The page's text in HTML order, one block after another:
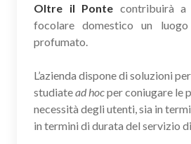
Oltre il Ponte contribuirà
focolare domestico un
profumato.
L’azienda dispone di soluzioni
studiatead hocper coniugare le
necessità degli utenti, sia in
in termini di durata del servizio